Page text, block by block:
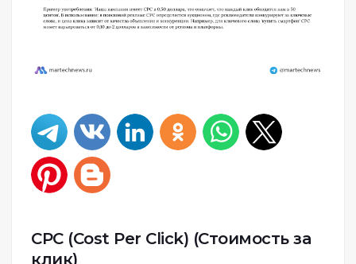
CPC (Cost Per Click) (Стоимость за
клик)